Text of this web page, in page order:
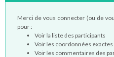
Merci de vous connecter (ou de
pour :
Voir la liste des participants
Voir les coordonnées exactes
Voir les commentaires des